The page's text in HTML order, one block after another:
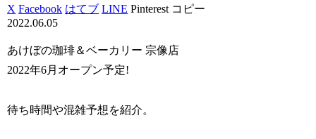
X Facebook はてブ LINE Pinterest コピー
2022.06.05
あけぼの珈琲＆ベーカリー 宗像店
2022年6月オープン予定!
待ち時間や混雑予想を紹介。